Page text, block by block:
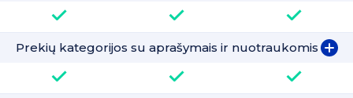
Prekių kategorijos su aprašymais ir nuotraukomis